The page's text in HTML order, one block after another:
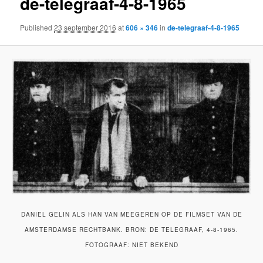
Published23 september 2016 at606 × 346inde-telegraaf-4-8-1965
DANIEL GELIN ALS HAN VAN MEEGEREN OP DE FILMSET VAN DE
AMSTERDAMSE RECHTBANK. BRON: DE TELEGRAAF, 4-8-1965.
FOTOGRAAF: NIET BEKEND